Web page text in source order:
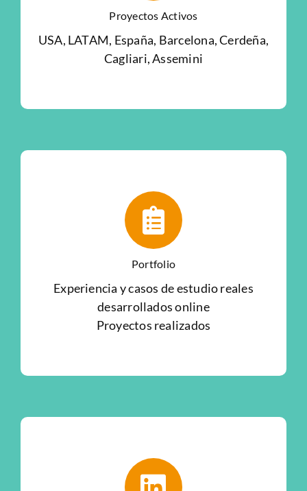
Proyectos Activos
USA, LATAM, España, Barcelona, Cerdeña,
Cagliari, Assemini
Portfolio
Experiencia y casos de estudio reales
desarrollados online
Proyectos realizados